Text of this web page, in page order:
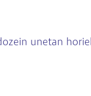
unetan